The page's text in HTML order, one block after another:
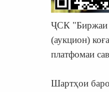
ҶСК "Биржаи
(аукцион)
платфомаи
Шартҳои